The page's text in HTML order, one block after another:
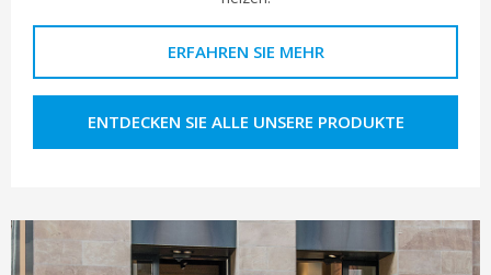
ERFAHREN SIE MEHR
ENTDECKEN SIE ALLE UNSERE PRODUKTE